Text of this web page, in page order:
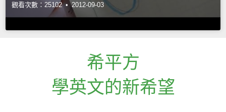
觀看次數：25102 • 2012-09-03
希平方
學英文的新希望